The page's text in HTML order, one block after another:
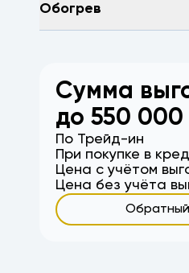
Обогрев
Сумма
до 550 000
По Трейд-ин
При покупке в
Цена с учётом
Цена без учёта
Обратный